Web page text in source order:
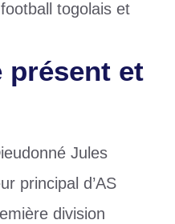
présent et
Jules
principal d’AS
division